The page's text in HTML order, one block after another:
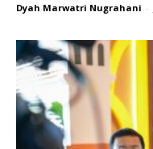
Dyah Marwatri Nugrahani -